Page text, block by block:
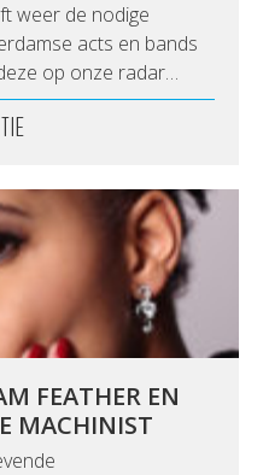
weer de nodige
acts en bands
op onze radar…
FEATHER EN
MACHINIST